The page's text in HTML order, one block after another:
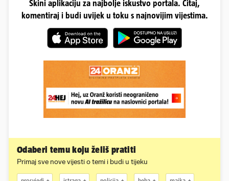
Skini aplikaciju za najbolje iskustvo portala. Čitaj,
komentiraj i budi uvijek u toku s najnovijim vijestima.
Odaberi temu koju želiš pratiti
Primaj sve nove vijesti o temi i budi u tijeku